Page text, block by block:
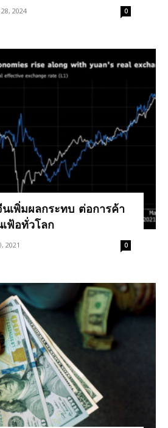
2024 0
เพิ่มผลกระทบ ต่อการค้า
ฟ้อทั่วโลก
2021 0